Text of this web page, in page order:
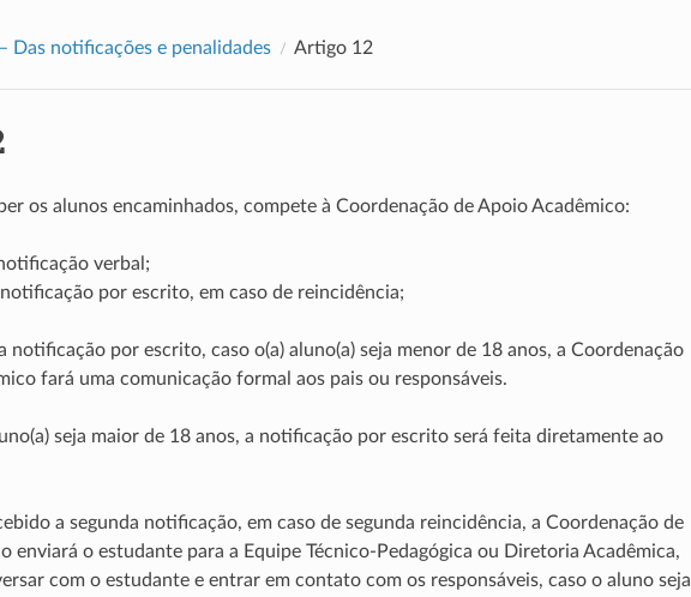
Das notificações e penalidades Artigo 12
os alunos encaminhados, compete à Coordenação de Apoio Acadêmico:
verbal;
notificação por escrito, em caso de reincidência;
notificação por escrito, caso o(a) aluno(a) seja menor de 18 anos, a Coordenação
fará uma comunicação formal aos pais ou responsáveis.
seja maior de 18 anos, a notificação por escrito será feita diretamente ao
a segunda notificação, em caso de segunda reincidência, a Coordenação de
enviará o estudante para a Equipe Técnico-Pedagógica ou Diretoria Acadêmica,
com o estudante e entrar em contato com os responsáveis, caso o aluno seja